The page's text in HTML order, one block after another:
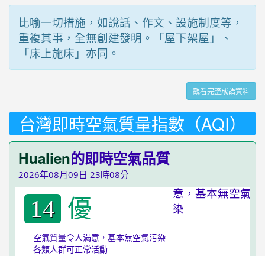
比喻一切措施，如說話、作文、設施制度等，
重複其事，全無創建發明。「屋下架屋」、
「床上施床」亦同。
觀看完整成語資料
台灣即時空氣質量指數（AQI）
Hualien的即時空氣品質
2026年08月09日 23時08分
14 優
空氣質量令人滿意，基本無空氣污染
各類人群可正常活動